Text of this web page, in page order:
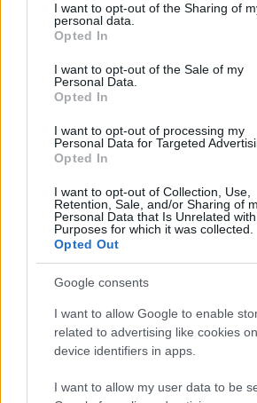
not limited to your visit or usage
grant or deny consent to Google and its
use your data for below specified
consent section.
I want to opt-out of the Sharing of
personal data.
Opted In
I want to opt-out of the Sale of my
Personal Data.
Opted In
I want to opt-out of processing my
Personal Data for Targeted
Opted In
I want to opt-out of Collection, Use,
Retention, Sale, and/or Sharing of
Personal Data that Is Unrelated
Purposes for which it was collected.
Opted Out
Google consents
I want to allow Google to enable
related to advertising like cookies
device identifiers in apps.
I want to allow my user data to be